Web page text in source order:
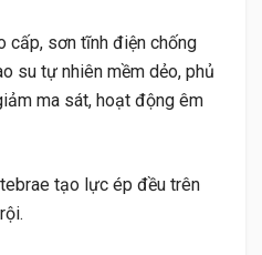
cấp, sơn tĩnh điện chống
su tự nhiên mềm dẻo, phủ
ma sát, hoạt động êm
tạo lực ép đều trên